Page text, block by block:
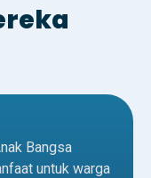
Bangsa
untuk warga